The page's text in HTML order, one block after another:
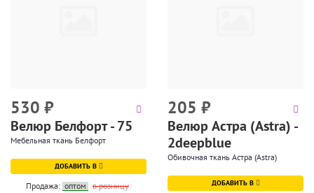
530 ₽
Велюр Белфорт - 75
Мебельная ткань Белфорт
ДОБАВИТЬ В
Продажа: оптом в розницу
205 ₽
Велюр Астра (Astra) -
2deepblue
Обивочная ткань Астра (Astra)
ДОБАВИТЬ В